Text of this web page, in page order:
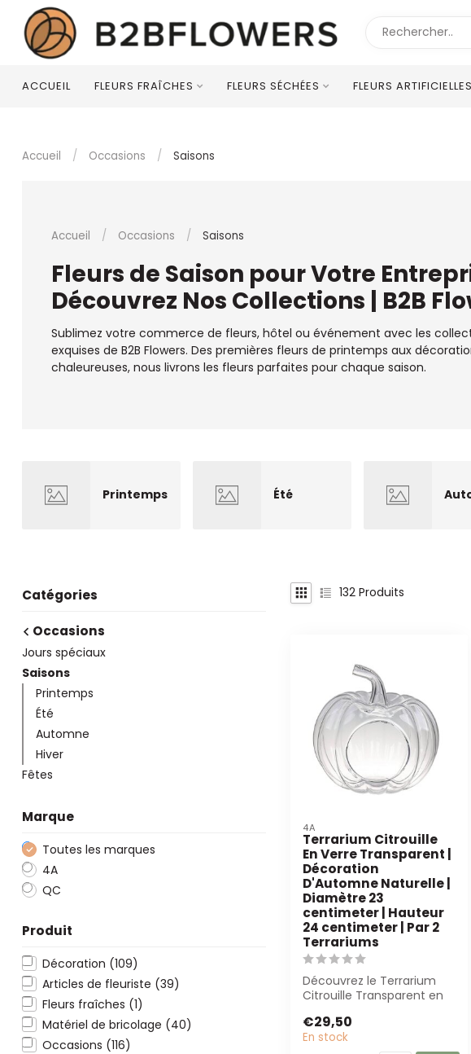
ACCUEIL FLEURS FRAÎCHES FLEURS SÉCHÉES FLEURS ARTIFICIELLES
Accueil / Occasions / Saisons
Accueil / Occasions / Saisons
Fleurs de Saison pour Votre
Découvrez Nos Collections | B2B
Sublimez votre commerce de fleurs, hôtel ou événement avec les
exquises de B2B Flowers. Des premières fleurs de printemps aux
chaleureuses, nous livrons les fleurs parfaites pour chaque saison.
Printemps Été
Catégories
Occasions
Jours spéciaux
Saisons
Printemps
Été
Automne
Hiver
Fêtes
Marque
Toutes les marques
4A
QC
Produit
Décoration (109)
Articles de fleuriste (39)
Fleurs fraîches (1)
Matériel de bricolage (40)
Occasions (116)
132 Produits
4A
Terrarium Citrouille
En Verre Transparent |
Décoration
D'Automne Naturelle |
Diamètre 23
centimeter | Hauteur
24 centimeter | Par 2
Terrariums
Découvrez le Terrarium
Citrouille Transparent en
décorati...
€29,50
En stock